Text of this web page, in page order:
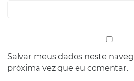
Salvar meus dados neste
próxima vez que eu comentar.